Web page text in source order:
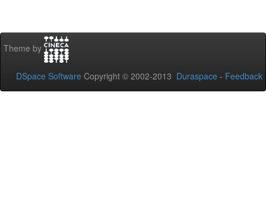
Theme by
DSpace Software Copyright © 2002-2013 Duraspace - Feedback